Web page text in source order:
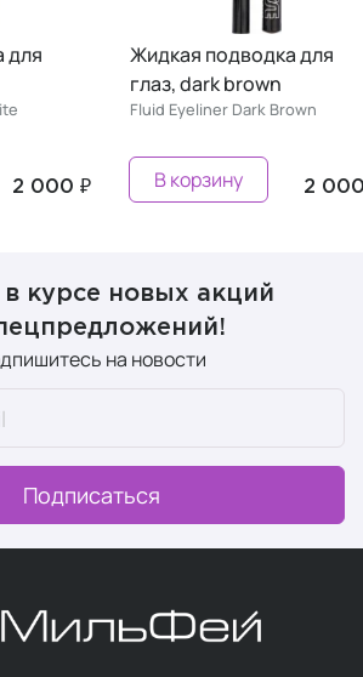
для
2 000 ₽
Жидкая подводка для
глаз, dark brown
Fluid Eyeliner Dark Brown
2
В корзину
в курсе новых акций
на новости
Подписаться